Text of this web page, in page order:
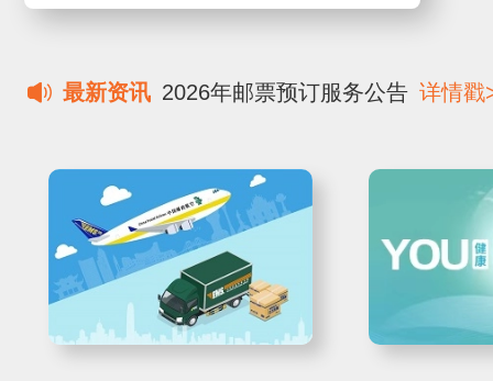
最新资讯 2026年邮票预订服务公告 详情戳